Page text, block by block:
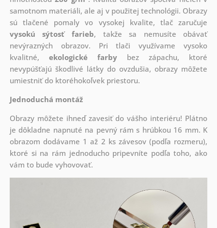
samotnom materiáli, ale aj v použitej technológii. Obrazy
sú tlačené pomaly vo vysokej kvalite, tlač zaručuje
vysokú sýtosť farieb, takže sa nemusíte obávať
nevýrazných obrazov. Pri tlači využívame vysoko
kvalitné, ekologické farby bez zápachu, ktoré
nevypúšťajú škodlivé látky do ovzdušia, obrazy môžete
umiestniť do ktoréhokoľvek priestoru.
Jednoduchá montáž
Obrazy môžete ihneď zavesiť do vášho interiéru! Plátno
je dôkladne napnuté na pevný rám s hrúbkou 16 mm. K
obrazom dodávame 1 až 2 ks závesov (podľa rozmeru),
ktoré si na rám jednoducho pripevníte podľa toho, ako
vám to bude vyhovovať.